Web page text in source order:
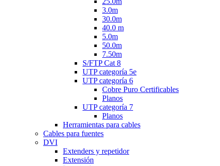
3.0m
30.0m
40.0 m
5.0m
50.0m
7.50m
S/FTP Cat 8
UTP categoría 5e
UTP categoría 6
Cobre Puro Certificables
Planos
UTP categoría 7
Planos
Herramientas para cables
Cables para fuentes
DVI
Extenders y repetidor
Extensión